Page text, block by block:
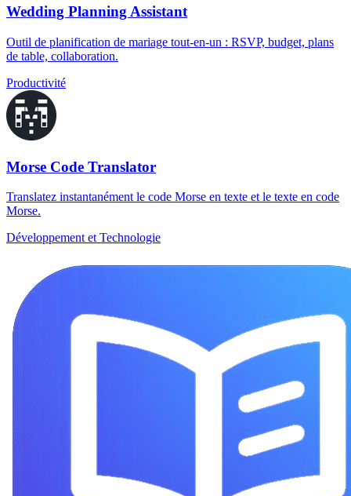
Wedding Planning Assistant
Outil de planification de mariage tout-en-un : RSVP, budget, plans
de table, collaboration.
Productivité
Morse Code Translator
Translatez instantanément le code Morse en texte et le texte en code
Morse.
Développement et Technologie